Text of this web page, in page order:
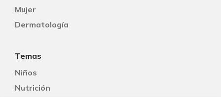
Mujer
Dermatología
Temas
Niños
Nutrición